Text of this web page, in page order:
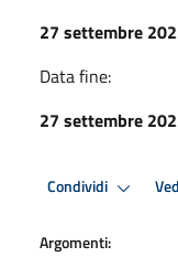
27 settembre
Data fine:
27 settembre
Condividi
Argomenti: